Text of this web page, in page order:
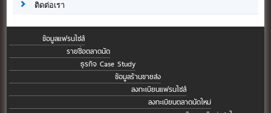
ติดต่อเรา
ข้อมูลแฟรนไชส์
รายชื่อตลาดนัด
ธุรกิจ Case Study
ข้อมูลร้านขายส่ง
ลงทะเบียนแฟรนไชส์
ลงทะเบียนตลาดนัดใหม่